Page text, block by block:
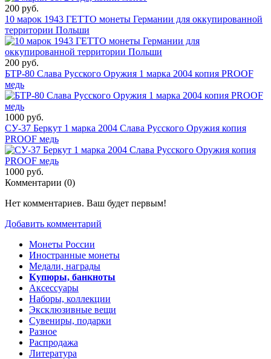
200 руб.
10 марок 1943 ГЕТТО монеты Германии для оккупированной
территории Польши
200 руб.
БТР-80 Слава Русского Оружия 1 марка 2004 копия PROOF
медь
1000 руб.
СУ-37 Беркут 1 марка 2004 Слава Русского Оружия копия
PROOF медь
1000 руб.
Комментарии (0)
Нет комментариев. Ваш будет первым!
Добавить комментарий
Монеты России
Иностранные монеты
Медали, награды
Купюры, банкноты
Аксессуары
Наборы, коллекции
Эксклюзивные вещи
Сувениры, подарки
Разное
Распродажа
Литература